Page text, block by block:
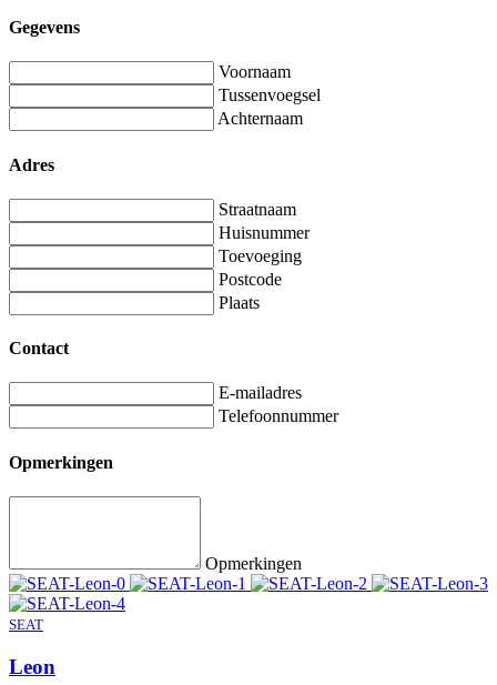
Gegevens
Voornaam
Tussenvoegsel
Achternaam
Adres
Straatnaam
Huisnummer
Toevoeging
Postcode
Plaats
Contact
E-mailadres
Telefoonnummer
Opmerkingen
Opmerkingen
SEAT
Leon